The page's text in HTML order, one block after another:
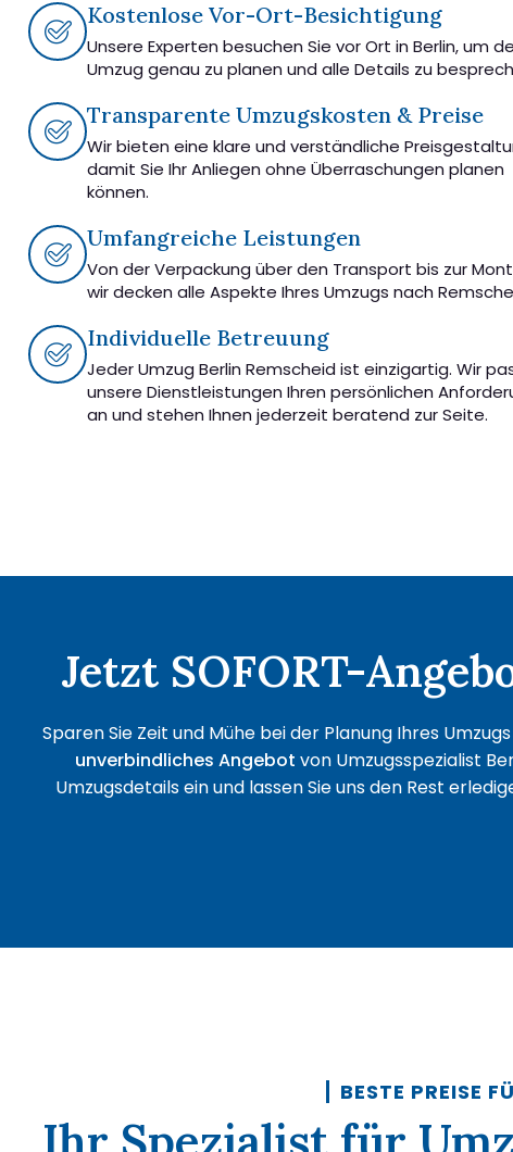
Kostenlose Vor-Ort-Besichtigung
Unsere Experten besuchen Sie vor Ort in Berlin, um
Umzug genau zu planen und alle Details zu
Transparente Umzugskosten & Preise
Wir bieten eine klare und verständliche
damit Sie Ihr Anliegen ohne Überraschungen planen
können.
Umfangreiche Leistungen
Von der Verpackung über den Transport bis zur
wir decken alle Aspekte Ihres Umzugs nach
Individuelle Betreuung
Jeder Umzug Berlin Remscheid ist einzigartig. Wir
unsere Dienstleistungen Ihren persönlichen
an und stehen Ihnen jederzeit beratend zur Seite.
Jetzt SOFORT-
Sparen Sie Zeit und Mühe bei der Planung Ihres
unverbindliches Angebot von Umzugsspezialist
Umzugsdetails ein und lassen Sie uns den Rest
BESTE PREISE